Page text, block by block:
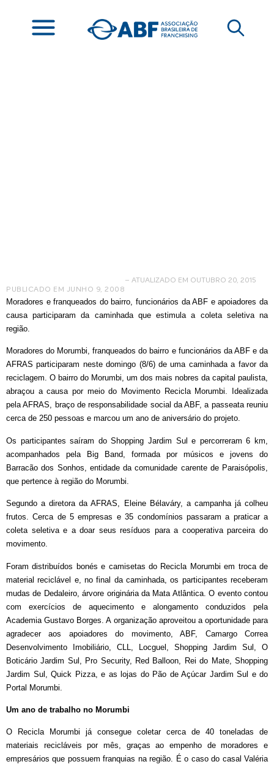
PUBLICADO EM JUNHO 9, 2008
– ATUALIZADO EM OUTUBRO 20, 2015
Moradores e franqueados do bairro, funcionários da ABF e apoiadores da
causa participaram da caminhada que estimula a coleta seletiva na
região.
Moradores do Morumbi, franqueados do bairro e funcionários da ABF e da
AFRAS participaram neste domingo (8/6) de uma caminhada a favor da
reciclagem. O bairro do Morumbi, um dos mais nobres da capital paulista,
abraçou a causa por meio do Movimento Recicla Morumbi. Idealizada
pela AFRAS, braço de responsabilidade social da ABF, a passeata reuniu
cerca de 250 pessoas e marcou um ano de aniversário do projeto.
Os participantes saíram do Shopping Jardim Sul e percorreram 6 km,
acompanhados pela Big Band, formada por músicos e jovens do
Barracão dos Sonhos, entidade da comunidade carente de Paraisópolis,
que pertence à região do Morumbi.
Segundo a diretora da AFRAS, Eleine Bélaváry, a campanha já colheu
frutos. Cerca de 5 empresas e 35 condomínios passaram a praticar a
coleta seletiva e a doar seus resíduos para a cooperativa parceira do
movimento.
Foram distribuídos bonés e camisetas do Recicla Morumbi em troca de
material reciclável e, no final da caminhada, os participantes receberam
mudas de Dedaleiro, árvore originária da Mata Atlântica. O evento contou
com exercícios de aquecimento e alongamento conduzidos pela
Academia Gustavo Borges. A organização aproveitou a oportunidade para
agradecer aos apoiadores do movimento, ABF, Camargo Correa
Desenvolvimento Imobiliário, CLL, Locguel, Shopping Jardim Sul, O
Boticário Jardim Sul, Pro Security, Red Balloon, Rei do Mate, Shopping
Jardim Sul, Quick Pizza, e as lojas do Pão de Açúcar Jardim Sul e do
Portal Morumbi.
Um ano de trabalho no Morumbi
O Recicla Morumbi já consegue coletar cerca de 40 toneladas de
materiais recicláveis por mês, graças ao empenho de moradores e
empresários que possuem franquias na região. É o caso do casal Valéria